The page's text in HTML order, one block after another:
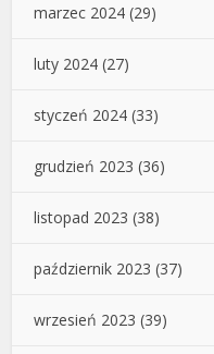
marzec 2024 (29)
luty 2024 (27)
styczeń 2024 (33)
grudzień 2023 (36)
listopad 2023 (38)
październik 2023 (37)
wrzesień 2023 (39)